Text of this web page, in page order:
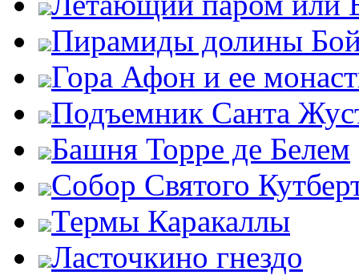
Пирамиды долины
Гора Афон и ее
Подъемник Санта
Башня Торре де Белем
Собор Святого
Термы Каракаллы
Ласточкино гнездо